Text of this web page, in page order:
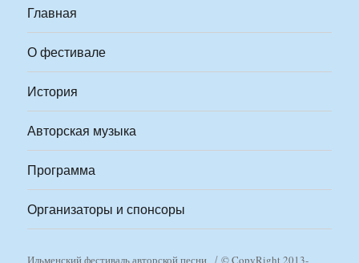
Главная
О фестивале
История
Авторская музыка
Программа
Организаторы и спонсоры
Ильменский фестиваль авторской песни © CopyRight 2013-